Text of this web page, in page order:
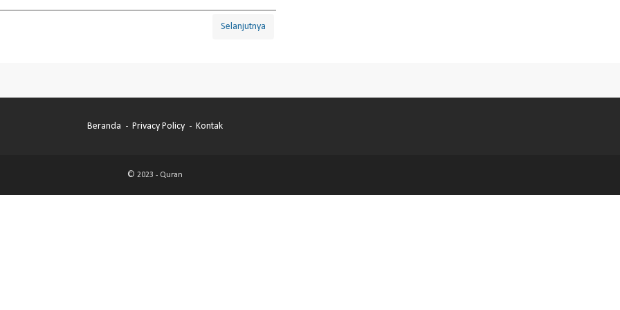
Selanjutnya
Beranda Privacy Policy Kontak
© 2023 - Quran